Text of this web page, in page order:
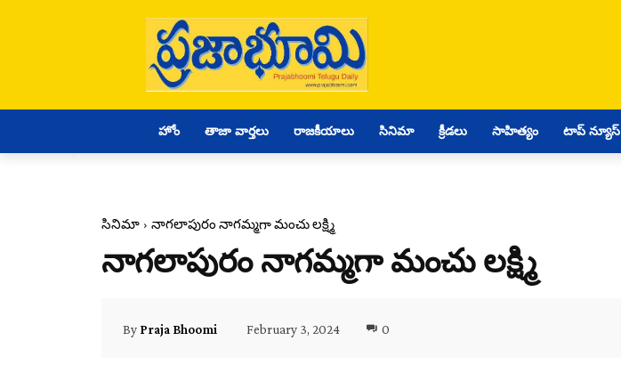
హోం తాజా వార్తలు రాజకీయాలు సినిమా క్రీడలు సాహిత్యం టాప్ న్యూస్
సినిమా నాగలాపురం నాగమ్మగా మంచు లక్ష్మి
నాగలాపురం నాగమ్మగా మంచు లక్ష్మి
By Praja Bhoomi February 3, 2024 0